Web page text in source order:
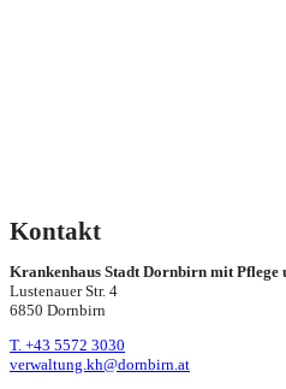
Kontakt
Krankenhaus Stadt Dornbirn mit
Lustenauer Str. 4
6850 Dornbirn
T. +43 5572 3030
verwaltung.kh@dornbirn.at